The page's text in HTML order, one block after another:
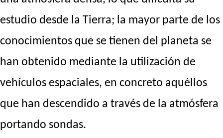
estudio desde la Tierra; la mayor parte de los
conocimientos que se tienen del planeta se
han obtenido mediante la utilización de
vehículos espaciales, en concreto aquéllos
que han descendido a través de la atmósfera
portando sondas.